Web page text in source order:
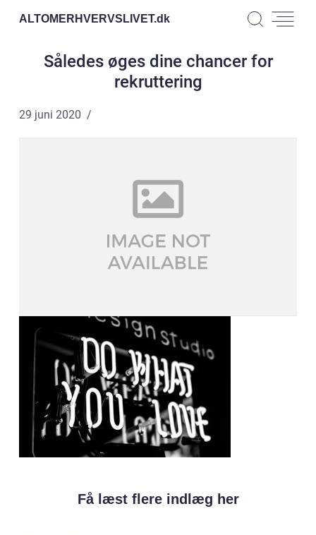
ALTOMERHVERVSLIVET.dk
Således øges dine chancer for
rekruttering
29 juni 2020
Få læst flere indlæg her